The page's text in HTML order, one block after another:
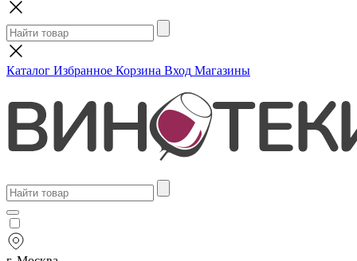
Каталог Избранное Корзина Вход Магазины